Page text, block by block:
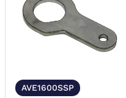
AVE1600SSP